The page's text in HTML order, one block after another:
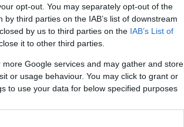
opt-out. You may separately opt-out of the
third parties on the IAB’s list of downstream
by us to third parties on the IAB’s List of
it to other third parties.
Google services and may gather and store
or usage behaviour. You may click to grant or
to use your data for below specified purposes